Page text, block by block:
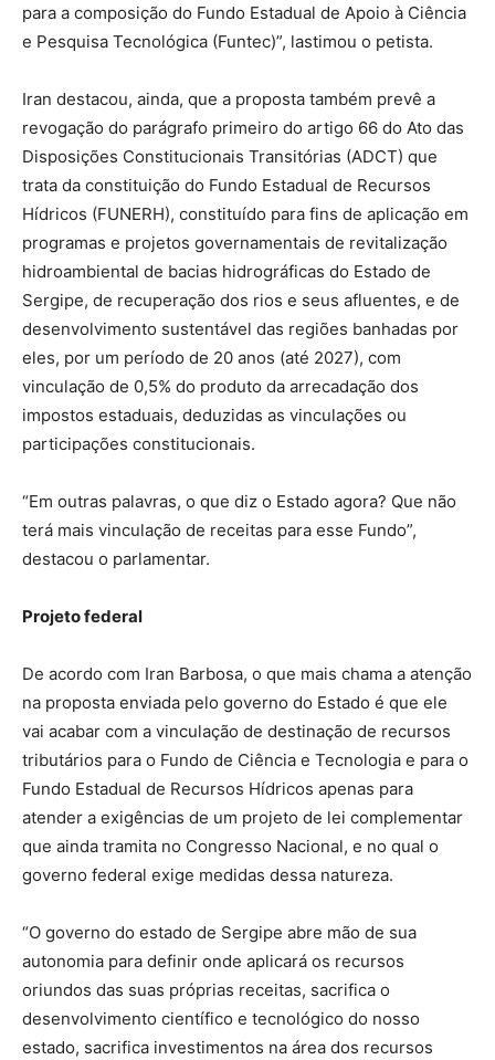
para a composição do Fundo Estadual de Apoio à Ciência
e Pesquisa Tecnológica (Funtec)”, lastimou o petista.
Iran destacou, ainda, que a proposta também prevê a
revogação do parágrafo primeiro do artigo 66 do Ato das
Disposições Constitucionais Transitórias (ADCT) que
trata da constituição do Fundo Estadual de Recursos
Hídricos (FUNERH), constituído para fins de aplicação em
programas e projetos governamentais de revitalização
hidroambiental de bacias hidrográficas do Estado de
Sergipe, de recuperação dos rios e seus afluentes, e de
desenvolvimento sustentável das regiões banhadas por
eles, por um período de 20 anos (até 2027), com
vinculação de 0,5% do produto da arrecadação dos
impostos estaduais, deduzidas as vinculações ou
participações constitucionais.
“Em outras palavras, o que diz o Estado agora? Que não
terá mais vinculação de receitas para esse Fundo”,
destacou o parlamentar.
Projeto federal
De acordo com Iran Barbosa, o que mais chama a atenção
na proposta enviada pelo governo do Estado é que ele
vai acabar com a vinculação de destinação de recursos
tributários para o Fundo de Ciência e Tecnologia e para o
Fundo Estadual de Recursos Hídricos apenas para
atender a exigências de um projeto de lei complementar
que ainda tramita no Congresso Nacional, e no qual o
governo federal exige medidas dessa natureza.
“O governo do estado de Sergipe abre mão de sua
autonomia para definir onde aplicará os recursos
oriundos das suas próprias receitas, sacrifica o
desenvolvimento científico e tecnológico do nosso
estado, sacrifica investimentos na área dos recursos